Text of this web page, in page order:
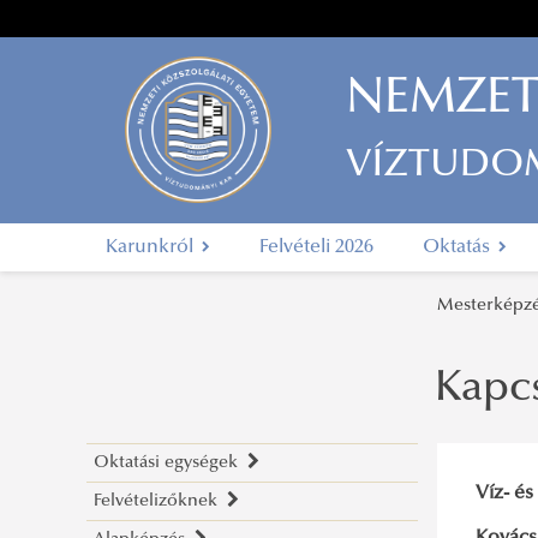
Karunkról Felvételi 2026 Oktatás
Oktatási egységek
Területi Vízgazdálkodási Tanszék
Felvételizőknek Víz-